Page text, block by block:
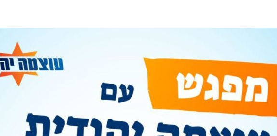
-- 27/02/2026
27/02/2026
02/2026
13/02/2026
06/02/2026